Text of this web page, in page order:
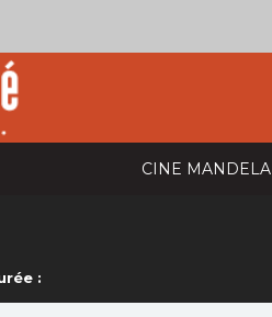
CINE MANDELA
: